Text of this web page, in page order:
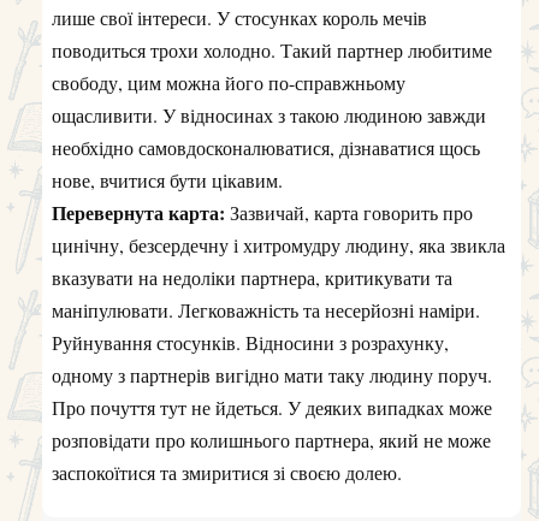
лише свої інтереси. У стосунках король мечів
поводиться трохи холодно. Такий партнер любитиме
свободу, цим можна його по-справжньому
ощасливити. У відносинах з такою людиною завжди
необхідно самовдосконалюватися, дізнаватися щось
нове, вчитися бути цікавим.
Перевернута карта: Зазвичай, карта говорить про
цинічну, безсердечну і хитромудру людину, яка звикла
вказувати на недоліки партнера, критикувати та
маніпулювати. Легковажність та несерйозні наміри.
Руйнування стосунків. Відносини з розрахунку,
одному з партнерів вигідно мати таку людину поруч.
Про почуття тут не йдеться. У деяких випадках може
розповідати про колишнього партнера, який не може
заспокоїтися та змиритися зі своєю долею.